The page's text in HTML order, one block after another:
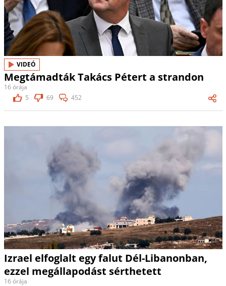
VIDEÓ
Megtámadták Takács Pétert a strandon
16 órája
5
69 452
Izrael elfoglalt egy falut Dél-Libanonban,
ezzel megállapodást sérthetett
16 órája